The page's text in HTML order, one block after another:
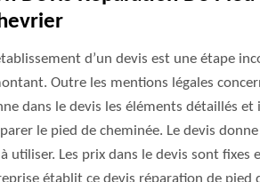
d’un devis est une étape
Outre les mentions légales
dans le devis les éléments détaillés et
le pied de cheminée. Le devis
utiliser. Les prix dans le devis sont fixes
établit ce devis réparation de pied